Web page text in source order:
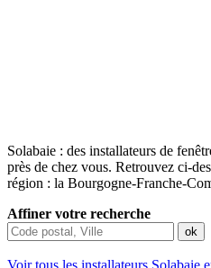
Solabaie : des installateurs de
près de chez vous. Retrouvez ci-
région : la Bourgogne-Franche-
Affiner votre recherche
Voir tous les installateurs Solabaie